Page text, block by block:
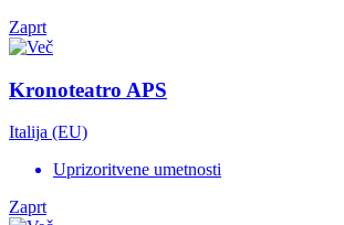
Zaprt
Kronoteatro APS
Italija (EU)
Uprizoritvene umetnosti
Zaprt